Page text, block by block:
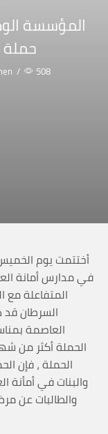
المؤسسة
/ 508
في مدارس أمانة
المتفاعلة
السرطان قد
الحملة أكثر من
والبنات في أمأنة
والطالبات عن